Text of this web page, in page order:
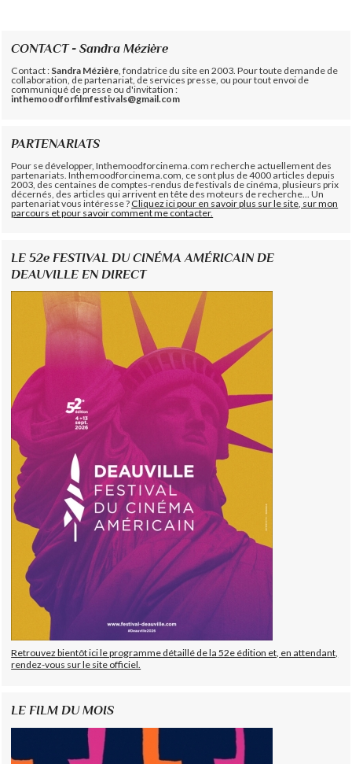
CONTACT - Sandra Mézière
Contact : Sandra Mézière , fondatrice du site en 2003. Pour toute demande de
collaboration, de partenariat, de services presse, ou pour tout envoi de
communiqué de presse ou d'invitation :
inthemoodforfilmfestivals@gmail.com
PARTENARIATS
Pour se développer, Inthemoodforcinema.com recherche actuellement des
partenariats. Inthemoodforcinema.com, ce sont plus de 4000 articles depuis
2003, des centaines de comptes-rendus de festivals de cinéma, plusieurs prix
décernés, des articles qui arrivent en tête des moteurs de recherche... Un
partenariat vous intéresse ?Cliquez ici pour en savoir plus sur le site, sur mon
parcours et pour savoir comment me contacter.
LE 52e FESTIVAL DU CINÉMA AMÉRICAIN DE
DEAUVILLE EN DIRECT
Retrouvez bientôt ici le programme détaillé de la 52e édition et, en attendant,
rendez-vous sur le site officiel.
LE FILM DU MOIS